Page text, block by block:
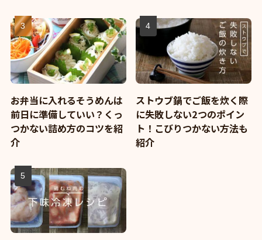
お弁当に入れるそうめんは
前日に準備していい？くっ
つかない詰め方のコツを紹
介
ストウブ鍋でご飯を炊く際
に失敗しない2つのポイン
ト！こびりつかない方法も
紹介